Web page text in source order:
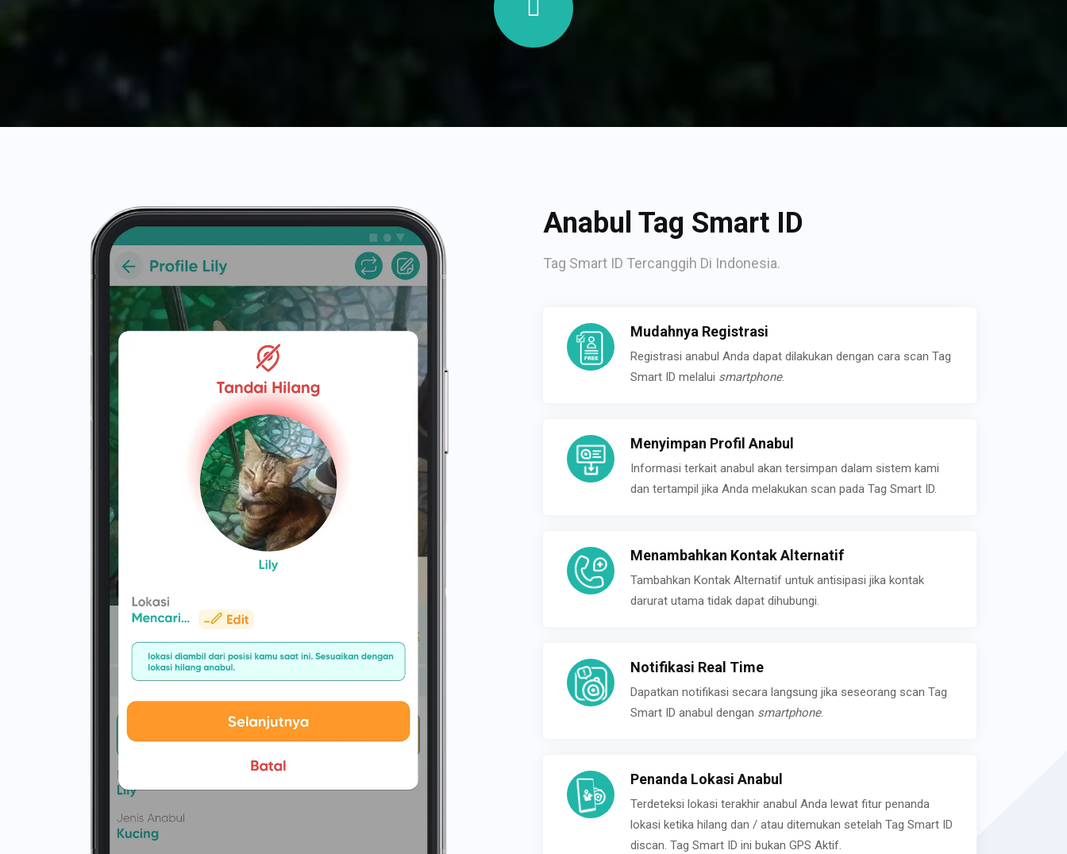
Anabul Tag Smart ID
Tag Smart ID Tercanggih Di Indonesia.
Mudahnya Registrasi
Registrasi anabul Anda dapat dilakukan dengan cara scan Tag
Smart ID melalui smartphone.
Menyimpan Profil Anabul
Informasi terkait anabul akan tersimpan dalam sistem kami
dan tertampil jika Anda melakukan scan pada Tag Smart ID.
Menambahkan Kontak Alternatif
Tambahkan Kontak Alternatif untuk antisipasi jika kontak
darurat utama tidak dapat dihubungi.
Notifikasi Real Time
Dapatkan notifikasi secara langsung jika seseorang scan Tag
Smart ID anabul dengan smartphone.
Penanda Lokasi Anabul
Terdeteksi lokasi terakhir anabul Anda lewat fitur penanda
lokasi ketika hilang dan / atau ditemukan setelah Tag Smart ID
discan. Tag Smart ID ini bukan GPS Aktif.